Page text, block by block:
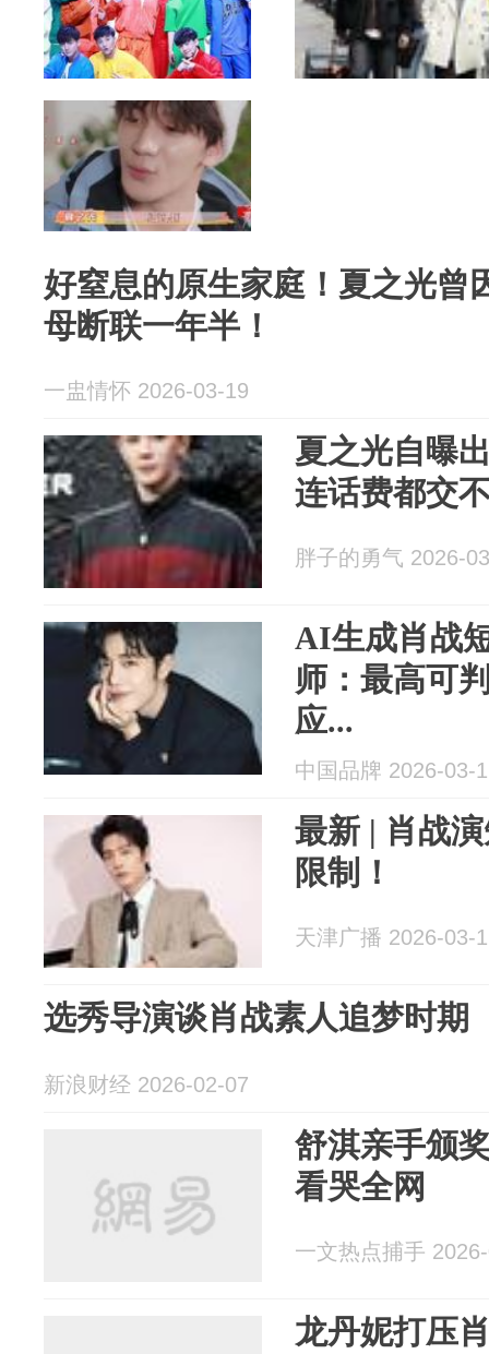
好窒息的原生家庭！夏之光曾
母断联一年半！
一盅情怀 2026-03-19
夏之光自曝
连话费都交
胖子的勇气 2026-
AI生成肖战
师：最高可
应...
中国品牌 2026-03-
最新 | 肖战
限制！
天津广播 2026-03-
选秀导演谈肖战素人追梦时期
新浪财经 2026-02-07
舒淇亲手颁
看哭全网
一文热点捕手
龙丹妮打压